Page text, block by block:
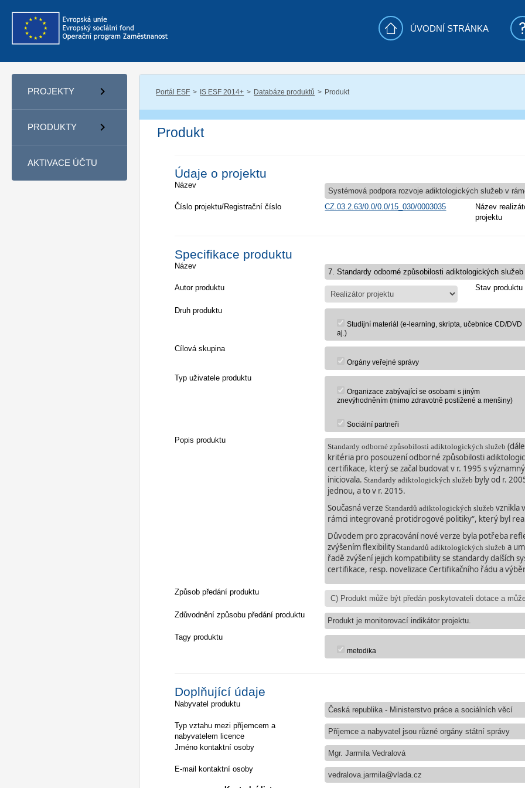
ÚVODNÍ STRÁNKA
PROJEKTY
PRODUKTY
AKTIVACE ÚČTU
Portál ESF IS ESF 2014+ Databáze produktů Produkt
Produkt
Údaje o projektu
Název
Systémová podpora rozvoje adiktologických služeb v
Číslo projektu/Registrační číslo
CZ.03.2.63/0.0/0.0/15_030/0003035
Název
projektu
Specifikace produktu
Název
Autor produktu Stav produktu
Druh produktu
Studijní materiál (e-learning, skripta, učebnice CD/DVD
aj.)
Cílová skupina
Orgány veřejné správy
Typ uživatele produktu
Organizace zabývající se osobami s jiným
znevýhodněním (mimo zdravotně postižené a menšiny)
Sociální partneři
Popis produktu
Standardy odborné způsobilosti adiktologických služeb
kritéria pro posouzení odborné způsobilosti
certifikace, který se začal budovat v r. 1995 s
iniciovala. Standardyadiktologických služeb byly od r.
jednou,a to v r. 2015.
Současná verze Standardů adiktologických služebvznikla
rámci integrované protidrogové politiky“, který byl
Důvodem pro zpracování nové verze byla potřeba
zvýšením flexibility Standardů adiktologických služeba
řadě zvýšení jejich kompatibility se standardy dalších
certifikace, resp. novelizace Certifikačního řádu a
Způsob předání produktu
Zdůvodnění způsobu předání produktu
Produkt je monitorovací indikátor projektu.
Tagy produktu
metodika
Doplňující údaje
Nabyvatel produktu
Česká republika - Ministerstvo práce a sociálních věcí
Typ vztahu mezi příjemcem a
nabyvatelem licence
Příjemce a nabyvatel jsou různé orgány státní správy
Jméno kontaktní osoby
Mgr. Jarmila Vedralová
E-mail kontaktní osoby
vedralova.jarmila@vlada.cz